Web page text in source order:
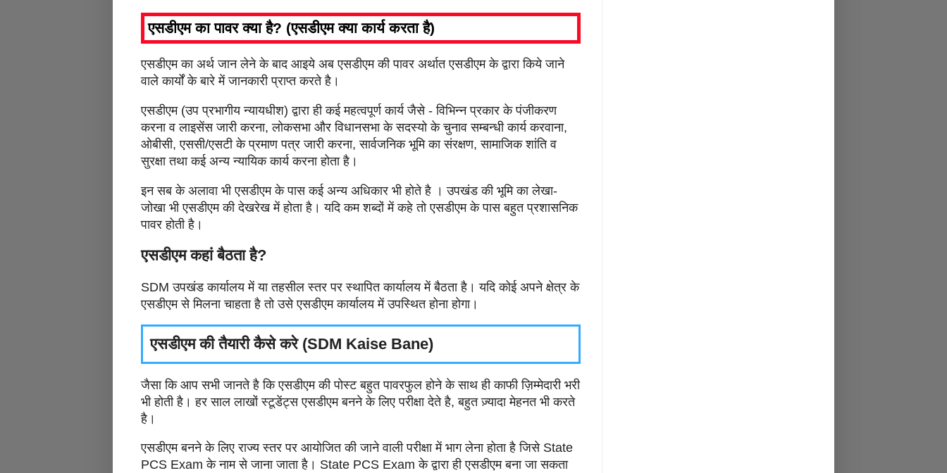
एसडीएम का पावर क्या है? (एसडीएम क्या कार्य करता है)
एसडीएम का अर्थ जान लेने के बाद आइये अब एसडीएम की पावर अर्थात एसडीएम के द्वारा किये जाने
वाले कार्यों के बारे में जानकारी प्राप्त करते है।
एसडीएम (उप प्रभागीय न्यायधीश) द्वारा ही कई महत्वपूर्ण कार्य जैसे - विभिन्न प्रकार के पंजीकरण
करना व लाइसेंस जारी करना, लोकसभा और विधानसभा के सदस्यो के चुनाव सम्बन्धी कार्य करवाना,
ओबीसी, एससी/एसटी के प्रमाण पत्र जारी करना, सार्वजनिक भूमि का संरक्षण, सामाजिक शांति व
सुरक्षा तथा कई अन्य न्यायिक कार्य करना होता है।
इन सब के अलावा भी एसडीएम के पास कई अन्य अधिकार भी होते है । उपखंड की भूमि का लेखा-
जोखा भी एसडीएम की देखरेख में होता है। यदि कम शब्दों में कहे तो एसडीएम के पास बहुत प्रशासनिक
पावर होती है।
एसडीएम कहां बैठता है?
SDM उपखंड कार्यालय में या तहसील स्तर पर स्थापित कार्यालय में बैठता है। यदि कोई अपने क्षेत्र के
एसडीएम से मिलना चाहता है तो उसे एसडीएम कार्यालय में उपस्थित होना होगा।
एसडीएम की तैयारी कैसे करे (SDM Kaise Bane)
जैसा कि आप सभी जानते है कि एसडीएम की पोस्ट बहुत पावरफुल होने के साथ ही काफी ज़िम्मेदारी भरी
भी होती है। हर साल लाखों स्टूडेंट्स एसडीएम बनने के लिए परीक्षा देते है, बहुत ज़्यादा मेहनत भी करते
है।
एसडीएम बनने के लिए राज्य स्तर पर आयोजित की जाने वाली परीक्षा में भाग लेना होता है जिसे State
PCS Exam के नाम से जाना जाता है। State PCS Exam के द्वारा ही एसडीएम बना जा सकता